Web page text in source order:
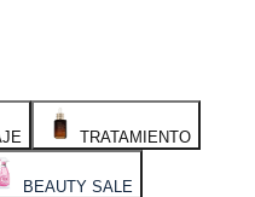
TRATAMIENTO
BEAUTY SALE